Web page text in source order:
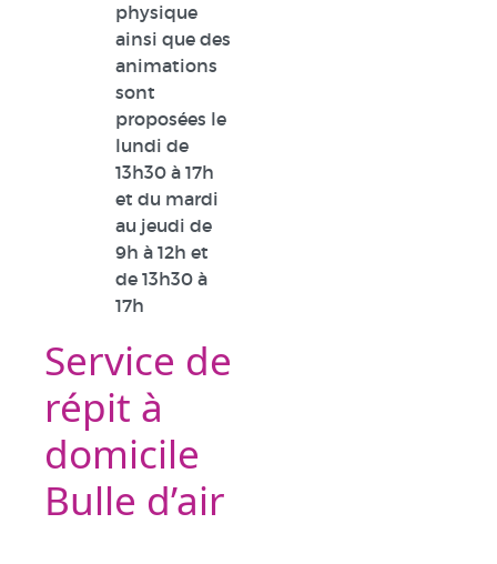
physique
ainsi que des
animations
sont
proposées le
lundi de
13h30 à 17h
et du mardi
au jeudi de
9h à 12h et
de 13h30 à
17h
Service de
répit à
domicile
Bulle d’air